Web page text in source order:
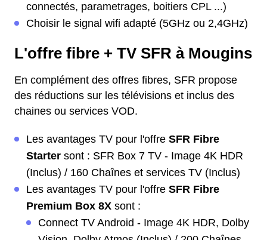
connectés, parametrages, boitiers CPL ...)
Choisir le signal wifi adapté (5GHz ou 2,4GHz)
L'offre fibre + TV SFR à Mougins
En complément des offres fibres, SFR propose
des réductions sur les télévisions et inclus des
chaines ou services VOD.
Les avantages TV pour l'offre SFR Fibre
Starter sont : SFR Box 7 TV - Image 4K HDR
(Inclus) / 160 Chaînes et services TV (Inclus)
Les avantages TV pour l'offre SFR Fibre
Premium Box 8X sont :
Connect TV Android - Image 4K HDR, Dolby